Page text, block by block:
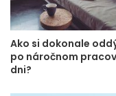
Ako si dokonale
po náročnom
dni?